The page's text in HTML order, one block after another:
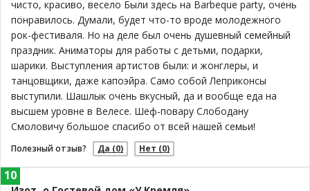
чисто, красиво, весело Были здесь на Barbeque party, очень
понравилось. Думали, будет что-то вроде молодежного
рок-фестиваля. Но на деле был очень душевный семейный
праздник. Аниматоры для работы с детьми, подарки,
шарики. Выступления артистов были: и жонглеры, и
танцовщики, даже капоэйра. Само собой Леприконсы
выступили. Шашлык очень вкусный, да и вообще еда на
высшем уровне в Велесе. Шеф-повару Слободану
Смоловичу большое спасибо от всей нашей семьи!
Полезный отзыв? Да (0) Нет (0)
10